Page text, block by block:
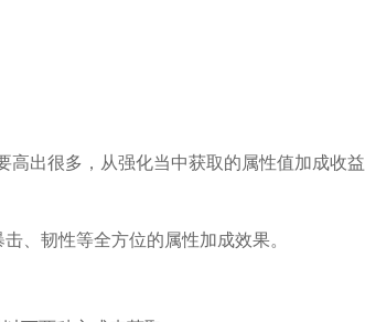
高出很多，从强化当中获取的属性值加成收
、韧性等全方位的属性加成效果。